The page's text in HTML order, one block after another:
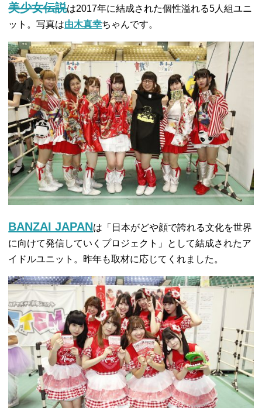
美少女伝説は2017年に結成された個性溢れる5人組ユニ
ット。写真は由木真幸ちゃんです。
BANZAI JAPANは「日本がどや顔で誇れる文化を世界
に向けて発信していくプロジェクト」として結成されたア
イドルユニット。昨年も取材に応じてくれました。